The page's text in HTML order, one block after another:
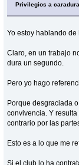
Privilegios a
Yo estoy hablando de
Claro, en un trabajo
dura un segundo.
Pero yo hago
Porque desgraciada
convivencia. Y
contrario por las
Esto es a lo que me
Si el club lo ha